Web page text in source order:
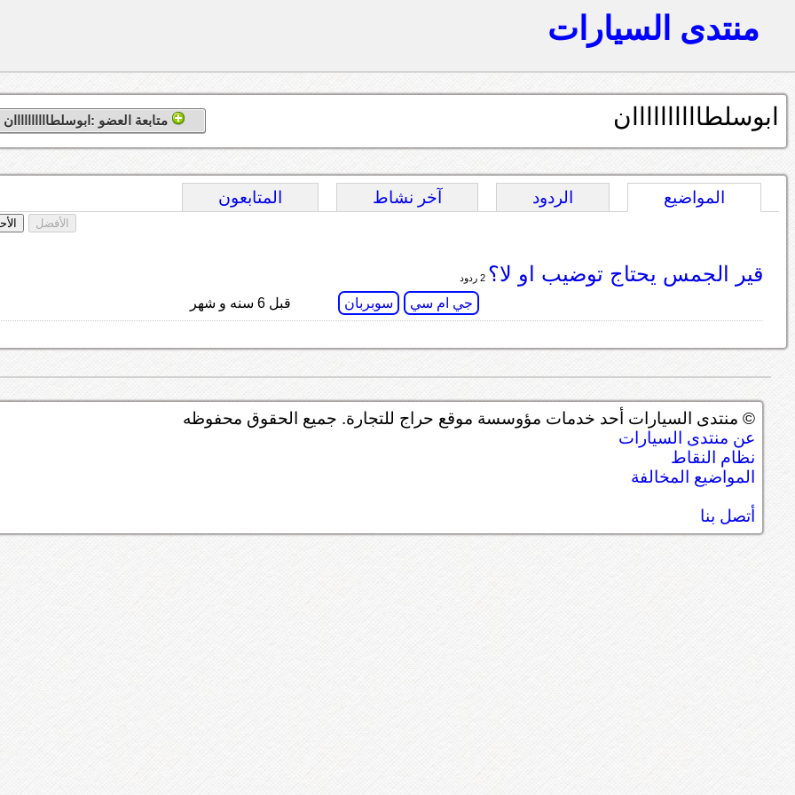
منتدى السيارات
ابوسلطاااااااااان متابعة العضو :ابوسلطاااااااااان
المواضيع الردود آخر نشاط المتابعون
الأفضل
قير الجمس يحتاج توضيب او لا؟ 2 ردود
جي ام سي سوبربان قبل 6 سنه و شهر
© منتدى السيارات أحد خدمات مؤوسسة موقع حراج للتجارة. جميع الحقوق محفوظه
عن منتدى السيارات
نظام النقاط
المواضيع المخالفة
أتصل بنا